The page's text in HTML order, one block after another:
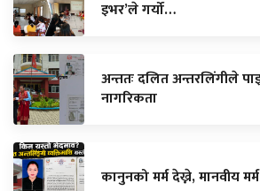
इभर’ले गर्यो…
अन्ततः दलित अन्तरलिंगीले
नागरिकता
कानुनको मर्म देख्ने, मानवीय